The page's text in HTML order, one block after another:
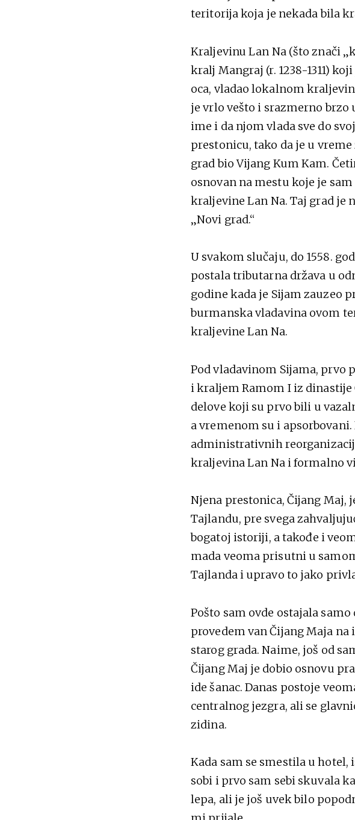
teritorija koja je nekada bila
Kraljevinu Lan Na (što znači
kralj Mangraj (r. 1238-1311)
oca, vladao lokalnom
je vrlo vešto i srazmerno brzo
ime i da njom vlada sve do
prestonicu, tako da je u
grad bio Vijang Kum Kam.
osnovan na mestu koje je
kraljevine Lan Na. Taj grad je
„Novi grad.“
U svakom slučaju, do 1558.
postala tributarna država u
godine kada je Sijam zauzeo
burmanska vladavina ovom
kraljevine Lan Na.
Pod vladavinom Sijama, prvo
i kraljem Ramom I iz dinastije
delove koji su prvo bili u
a vremenom su i
administrativnih
kraljevina Lan Na i formalno
Njena prestonica, Čijang Maj,
Tajlandu, pre svega
bogatoj istoriji, a takođe i
mada veoma prisutni u
Tajlanda i upravo to jako
Pošto sam ovde ostajala
provedem van Čijang Maja
starog grada. Naime, još od
Čijang Maj je dobio osnovu
ide šanac. Danas postoje
centralnog jezgra, ali se
zidina.
Kada sam se smestila u
sobi i prvo sam sebi skuvala
lepa, ali je još uvek bilo